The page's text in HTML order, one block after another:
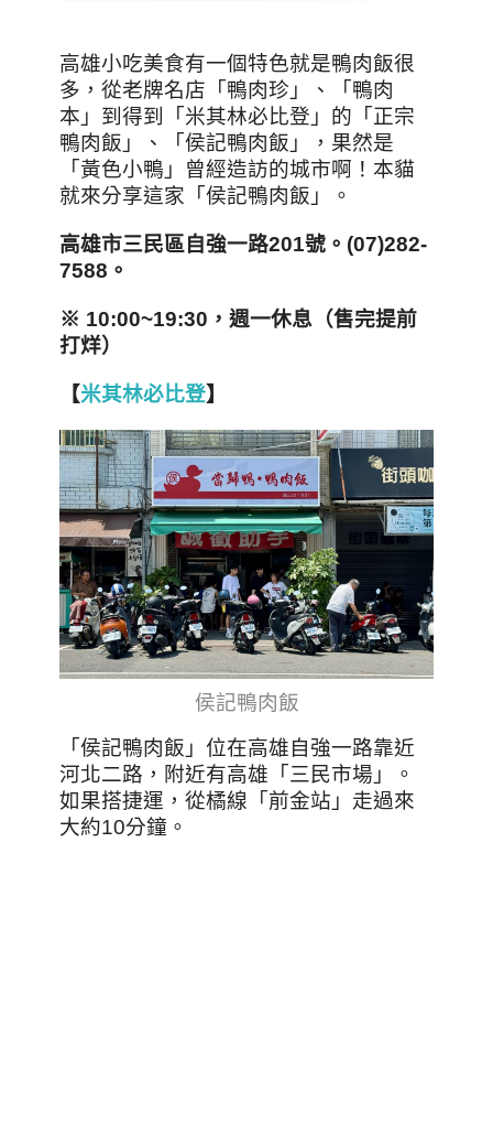
高雄小吃美食有一個特色就是鴨肉飯很
多，從老牌名店「鴨肉珍」、「鴨肉
本」到得到「米其林必比登」的「正宗
鴨肉飯」、「侯記鴨肉飯」，果然是
「黃色小鴨」曾經造訪的城市啊！本貓
就來分享這家「侯記鴨肉飯」。
高雄市三民區自強一路201號 。(07)282-
7588 。
※ 10:00~19:30 ，週一休息（售完提前
打烊）
【米其林必比登】
侯記鴨肉飯
「侯記鴨肉飯」位在高雄自強一路靠近
河北二路，附近有高雄「三民市場」。
如果搭捷運，從橘線「前金站」走過來
大約10分鐘。